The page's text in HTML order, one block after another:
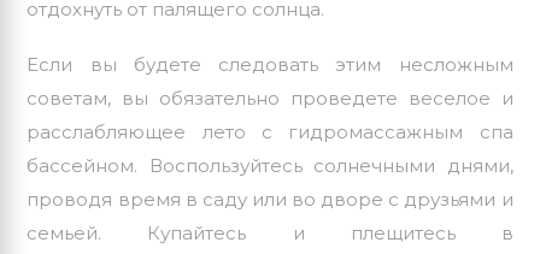
отдохнуть от палящего солнца.
Если вы будете следовать этим несложным
советам, вы обязательно проведете веселое и
расслабляющее лето с гидромассажным спа
бассейном. Воспользуйтесь солнечными днями,
проводя время в саду или во дворе с друзьями и
семьей. Купайтесь и плещитесь в